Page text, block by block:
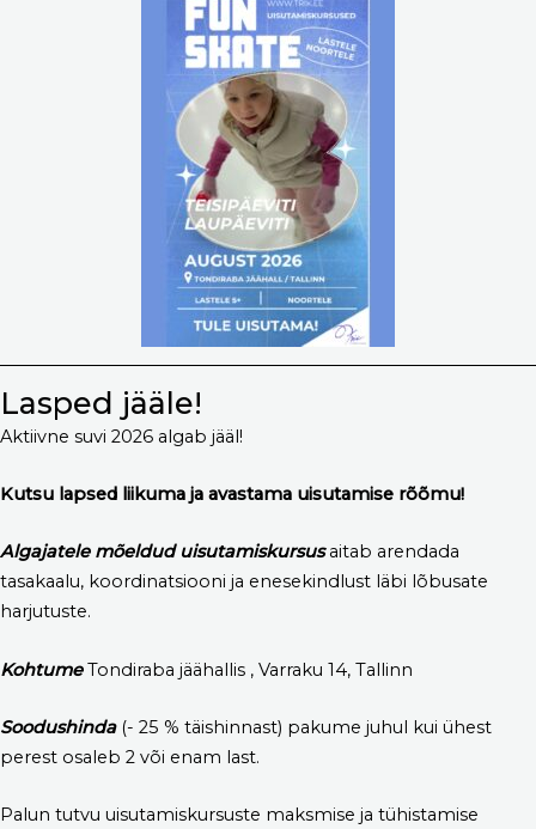
Lasped jääle!
Aktiivne suvi 2026 algab jääl!
Kutsu lapsed liikuma ja avastama uisutamise rõõmu!
Algajatele mõeldud uisutamiskursusaitab arendada
tasakaalu, koordinatsiooni ja enesekindlust läbi lõbusate
harjutuste.
Kohtume Tondiraba jäähallis , Varraku 14, Tallinn
Soodushinda(- 25 % täishinnast) pakume juhul kui ühest
perest osaleb 2 või enam last.
Palun tutvu uisutamiskursuste maksmise ja tühistamise